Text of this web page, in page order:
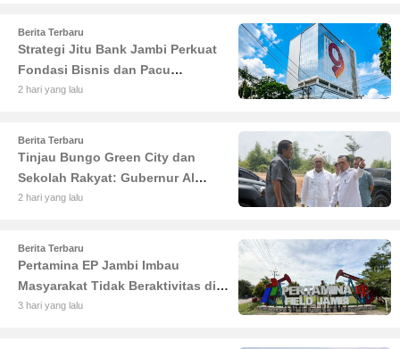
Berita Terbaru
Strategi Jitu Bank Jambi Perkuat
Fondasi Bisnis dan Pacu
Pertumbuhan Ekonomi Jambi
2 hari yang lalu
Berita Terbaru
Tinjau Bungo Green City dan
Sekolah Rakyat: Gubernur Al
Haris Tekankan Sinergi
2 hari yang lalu
Berita Terbaru
Pertamina EP Jambi Imbau
Masyarakat Tidak Beraktivitas di
Atas Jalur Pipa Migas Demi
3 hari yang lalu